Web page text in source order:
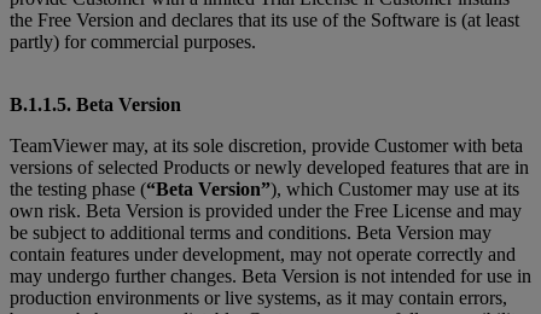
the Free Version and declares that its use of the Software is (at least
partly) for commercial purposes.
B.1.1.5. Beta Version
TeamViewer may, at its sole discretion, provide Customer with beta
versions of selected Products or newly developed features that are in
the testing phase (“Beta Version”), which Customer may use at its
own risk. Beta Version is provided under the Free License and may
be subject to additional terms and conditions. Beta Version may
contain features under development, may not operate correctly and
may undergo further changes. Beta Version is not intended for use in
production environments or live systems, as it may contain errors,